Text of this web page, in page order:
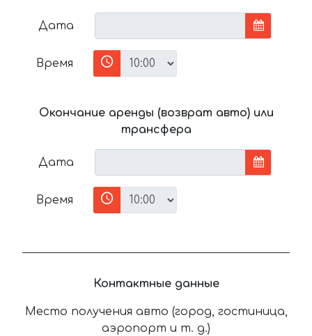
Дата
Время
Окончание аренды (возврат авто) или
трансфера
Дата
Время
Контактные данные
Место получения авто (город, гостиница,
аэропорт и т. д.)